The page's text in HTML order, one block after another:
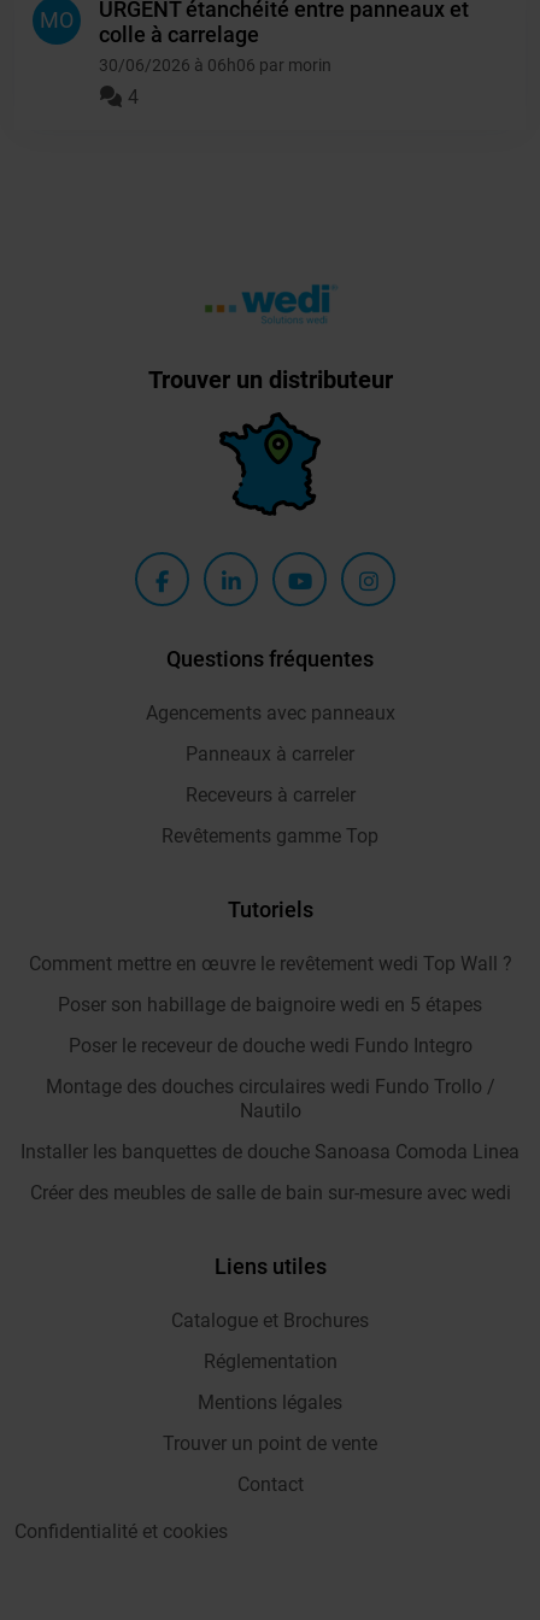
MO
URGENT étanchéité entre panneaux et
colle à carrelage
30/06/2026 à 06h06 par morin
4
Trouver un distributeur
Questions fréquentes
Agencements avec panneaux
Panneaux à carreler
Receveurs à carreler
Revêtements gamme Top
Tutoriels
Comment mettre en œuvre le revêtement wedi Top Wall ?
Poser son habillage de baignoire wedi en 5 étapes
Poser le receveur de douche wedi Fundo Integro
Montage des douches circulaires wedi Fundo Trollo /
Nautilo
Installer les banquettes de douche Sanoasa Comoda Linea
Créer des meubles de salle de bain sur-mesure avec wedi
Liens utiles
Catalogue et Brochures
Réglementation
Mentions légales
Trouver un point de vente
Contact
Confidentialité et cookies